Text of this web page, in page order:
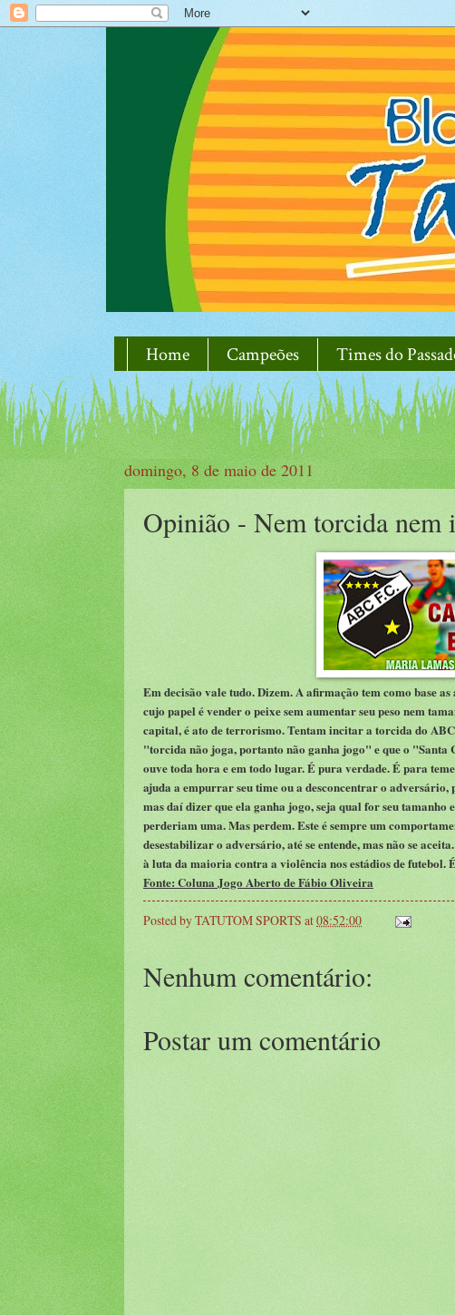
Home Campeões Times do
domingo, 8 de maio de 2011
Opinião - Nem torcida nem
Em decisão vale tudo. Dizem. A afirmação tem como base
cujo papel é vender o peixe sem aumentar seu peso nem
capital, é ato de terrorismo. Tentam incitar a torcida do
"torcida não joga, portanto não ganha jogo" e que o "Santa
ouve toda hora e em todo lugar. É pura verdade. É para
ajuda a empurrar seu time ou a desconcentrar o
mas daí dizer que ela ganha jogo, seja qual for seu
perderiam uma. Mas perdem. Este é sempre um
desestabilizar o adversário, até se entende, mas não se
à luta da maioria contra a violência nos estádios de futebol.
Fonte: Coluna Jogo Aberto de Fábio Oliveira
Posted byTATUTOM SPORTS at08:52:00
Nenhum comentário:
Postar um comentário